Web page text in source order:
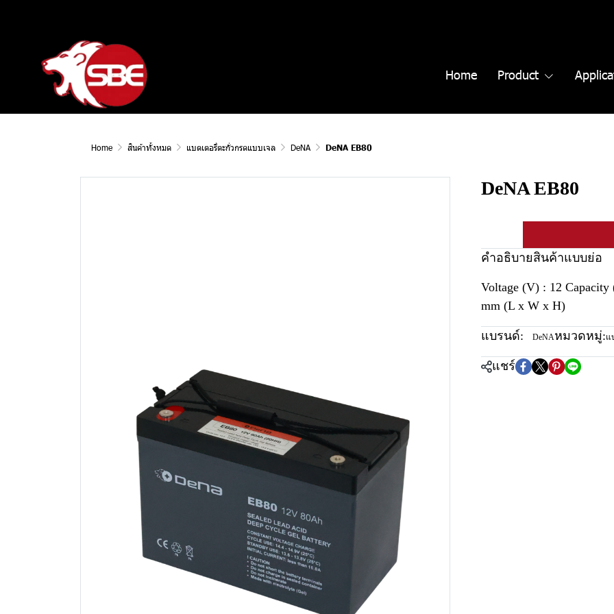
Home Product
Home สินค้าทั้งหมด แบตเตอรี่ตะกั่วกรดแบบเจล DeNA DeNA EB80
DeNA EB80
คำอธิบายสินค้าแบบย่อ
Voltage (V) : 12
mm (L x W x H)
แบรนด์: DeNAหมวดหมู่:แ
แชร์